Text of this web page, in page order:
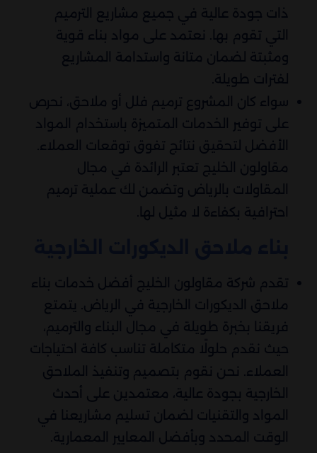
ذات جودة عالية في جميع مشاريع الترميم
التي تقوم بها. نعتمد على مواد بناء قوية
ومثبتة لضمان متانة واستدامة المشاريع
لفترات طويلة.
سواء كان المشروع ترميم فلل أو ملاحق، نحرص
على توفير الخدمات المتميزة باستخدام المواد
الأفضل لتحقيق نتائج تفوق توقعات العملاء.
مقاولون الخليج تعتبر الرائدة في مجال
المقاولات بالرياض وتضمن لك عملية ترميم
احترافية بكفاءة لا مثيل لها.
تقدم شركة مقاولون الخليج أفضل خدمات بناء
ملاحق الديكورات الخارجية في الرياض. يتمتع
فريقنا بخبرة طويلة في مجال البناء والترميم،
حيث نقدم حلولًا متكاملة تناسب كافة احتياجات
العملاء. نحن نقوم بتصميم وتنفيذ الملاحق
الخارجية بجودة عالية، معتمدين على أحدث
المواد والتقنيات لضمان تسليم مشاريعنا في
الوقت المحدد وبأفضل المعايير المعمارية.